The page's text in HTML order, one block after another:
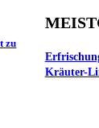
zu
Kräuter-